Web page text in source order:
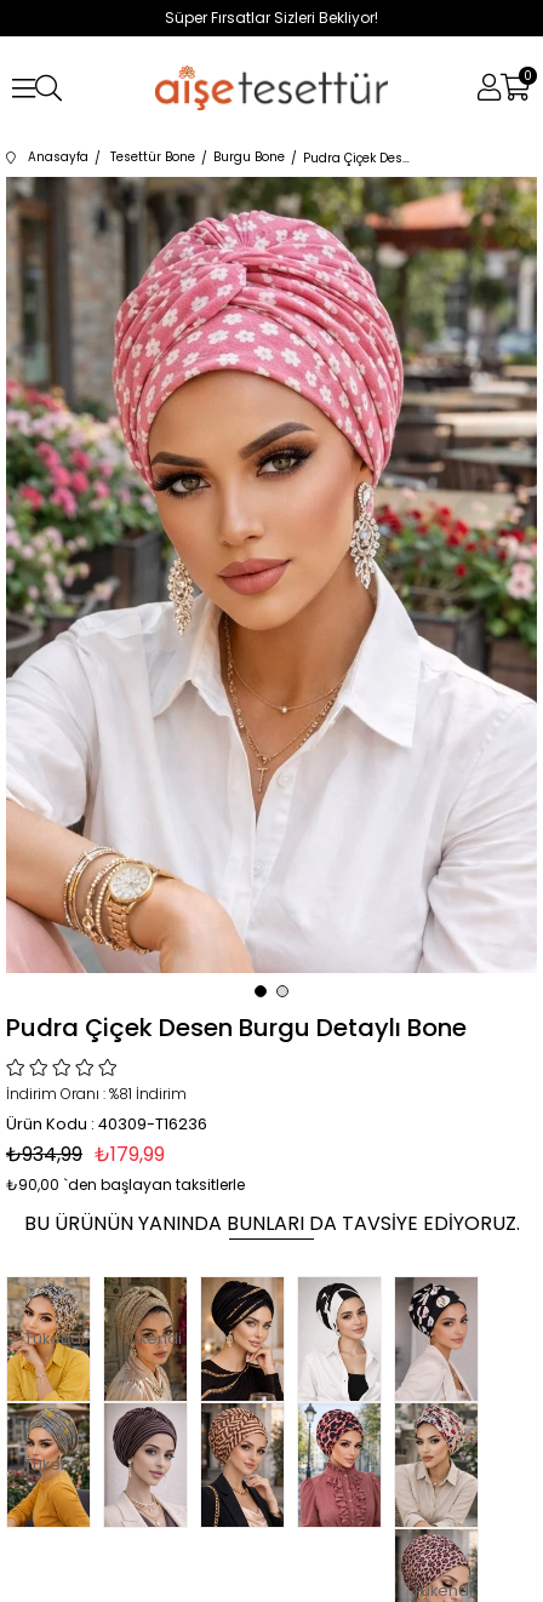
Süper Fırsatlar Sizleri Bekliyor!
0
Anasayfa Tesettür Bone Burgu Bone Pudra Çiçek Desen Burgu Detaylı Bone
Pudra Çiçek Desen Burgu Detaylı Bone
İndirim Oranı :%81 İndirim
Ürün Kodu : 40309-T16236
₺934,99 ₺179,99
₺90,00 `den başlayan taksitlerle
BU ÜRÜNÜN YANINDA BUNLARI DA TAVSIYE EDIYORUZ.
Tükendi Tükendi
Tükendi
Tükendi